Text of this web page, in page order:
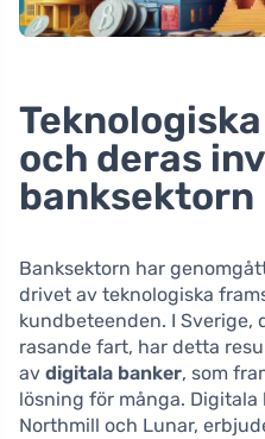
och deras
banksektorn
Banksektorn har
drivet av teknologiska
kundbeteenden. I Sverige,
rasande fart, har detta
av digitala banker, som
lösning för många. Digitala
Northmill och Lunar,